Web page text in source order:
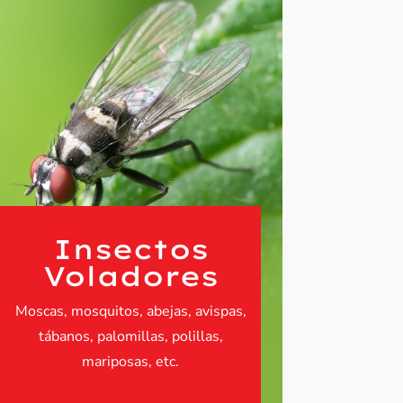
Insectos
Voladores
Moscas, mosquitos, abejas, avispas,
tábanos, palomillas, polillas,
mariposas, etc.